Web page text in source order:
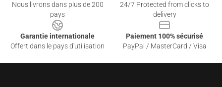
Nous livrons dans plus de 200
pays
24/7 Protected from clicks to
delivery
Garantie internationale
Offert dans le pays d'utilisation
Paiement 100% sécurisé
PayPal / MasterCard / Visa